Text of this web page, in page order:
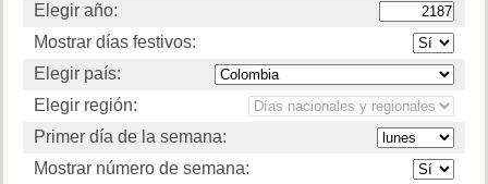
Elegir año:
Mostrar días festivos:
Elegir país:
Elegir región:
Primer día de la semana:
Mostrar número de semana: